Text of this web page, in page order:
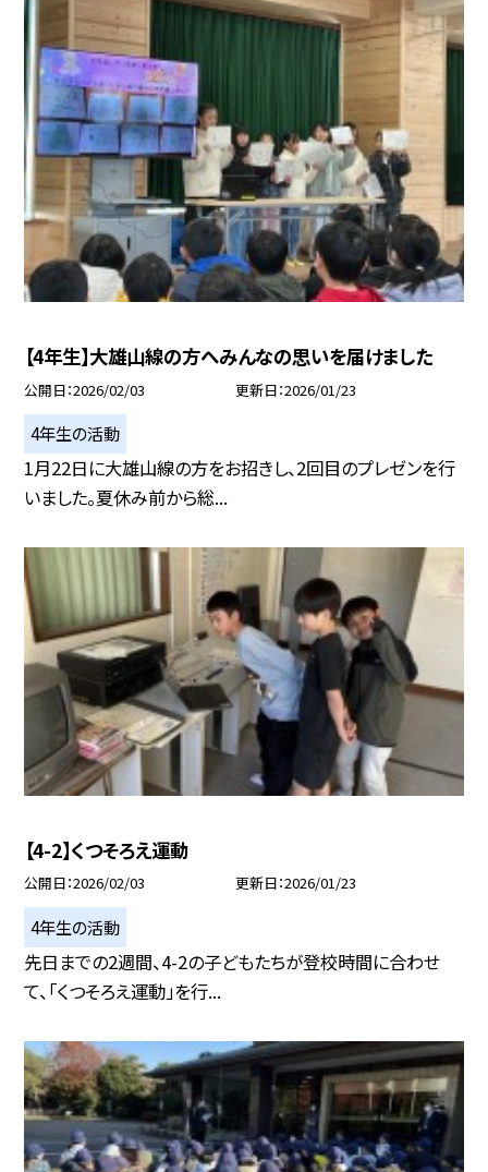
【4年生】大雄山線の方へみんなの思いを届けました
公開日 2026/02/03 更新日 2026/01/23
4年生の活動
1月22日に大雄山線の方をお招きし、2回目のプレゼンを行
いました。夏休み前から総...
【4-2】くつそろえ運動
公開日 2026/02/03 更新日 2026/01/23
4年生の活動
先日までの2週間、4-2の子どもたちが登校時間に合わせ
て、「くつそろえ運動」を行...